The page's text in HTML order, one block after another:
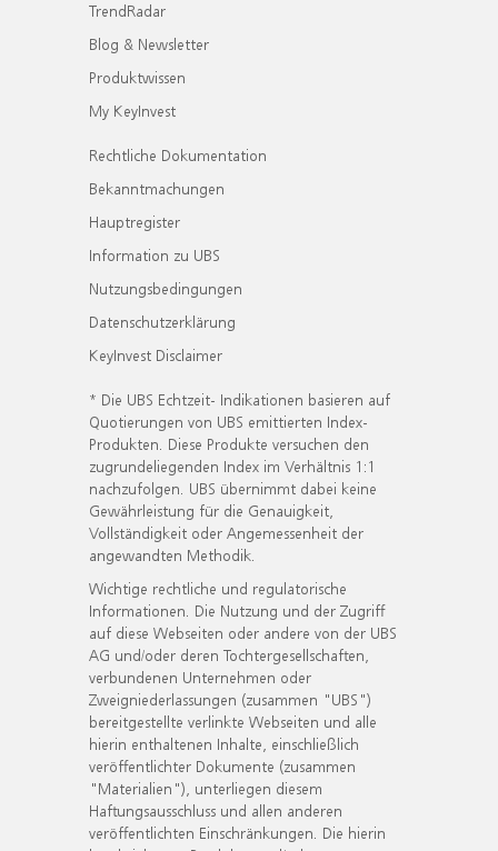
TrendRadar
Blog & Newsletter
Produktwissen
My KeyInvest
Rechtliche Dokumentation
Bekanntmachungen
Hauptregister
Information zu UBS
Nutzungsbedingungen
Datenschutzerklärung
KeyInvest Disclaimer
* Die UBS Echtzeit- Indikationen basieren auf
Quotierungen von UBS emittierten Index-
Produkten. Diese Produkte versuchen den
zugrundeliegenden Index im Verhältnis 1:1
nachzufolgen. UBS übernimmt dabei keine
Gewährleistung für die Genauigkeit,
Vollständigkeit oder Angemessenheit der
angewandten Methodik.
Wichtige rechtliche und regulatorische
Informationen. Die Nutzung und der Zugriff
auf diese Webseiten oder andere von der UBS
AG und/oder deren Tochtergesellschaften,
verbundenen Unternehmen oder
Zweigniederlassungen (zusammen "UBS")
bereitgestellte verlinkte Webseiten und alle
hierin enthaltenen Inhalte, einschließlich
veröffentlichter Dokumente (zusammen
"Materialien"), unterliegen diesem
Haftungsausschluss und allen anderen
veröffentlichten Einschränkungen. Die hierin